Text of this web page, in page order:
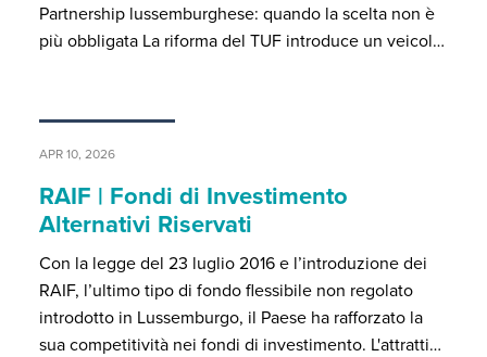
Partnership lussemburghese: quando la scelta non è
più obbligata La riforma del TUF introduce un veicol…
APR 10, 2026
RAIF | Fondi di Investimento
Alternativi Riservati
Con la legge del 23 luglio 2016 e l’introduzione dei
RAIF, l’ultimo tipo di fondo flessibile non regolato
introdotto in Lussemburgo, il Paese ha rafforzato la
sua competitività nei fondi di investimento. L'attratti…